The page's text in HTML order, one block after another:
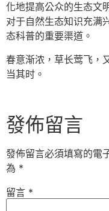
化地提高公众的生态文
对于自然生态知识充满
态科普的重要渠道。
春意渐浓，草长莺飞，
当其时。
發佈留言
發佈留言必須填寫的電
為 *
留言 *